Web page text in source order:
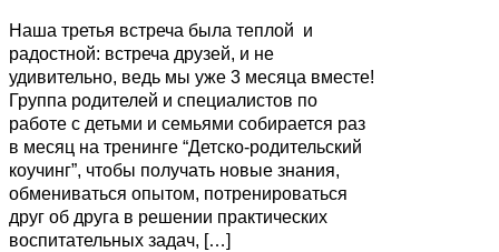
Наша третья встреча была теплой и
радостной: встреча друзей, и не
удивительно, ведь мы уже 3 месяца вместе!
Группа родителей и специалистов по
работе с детьми и семьями собирается раз
в месяц на тренинге “Детско-родительский
коучинг”, чтобы получать новые знания,
обмениваться опытом, потренироваться
друг об друга в решении практических
воспитательных задач, […]